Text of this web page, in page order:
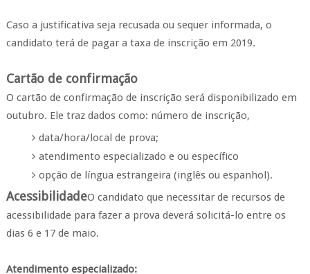
Caso a justificativa seja recusada ou sequer informada, o
candidato terá de pagar a taxa de inscrição em 2019.
Cartão de confirmação
O cartão de confirmação de inscrição será disponibilizado em
outubro. Ele traz dados como: número de inscrição,
data/hora/local de prova;
atendimento especializado e ou específico
opção de língua estrangeira (inglês ou espanhol).
AcessibilidadeO candidato que necessitar de recursos de
acessibilidade para fazer a prova deverá solicitá-lo entre os
dias 6 e 17 de maio.
Atendimento especializado: